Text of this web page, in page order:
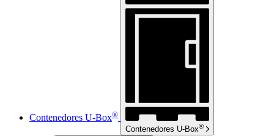
Contenedores U-Box®
Contenedores U-Box®